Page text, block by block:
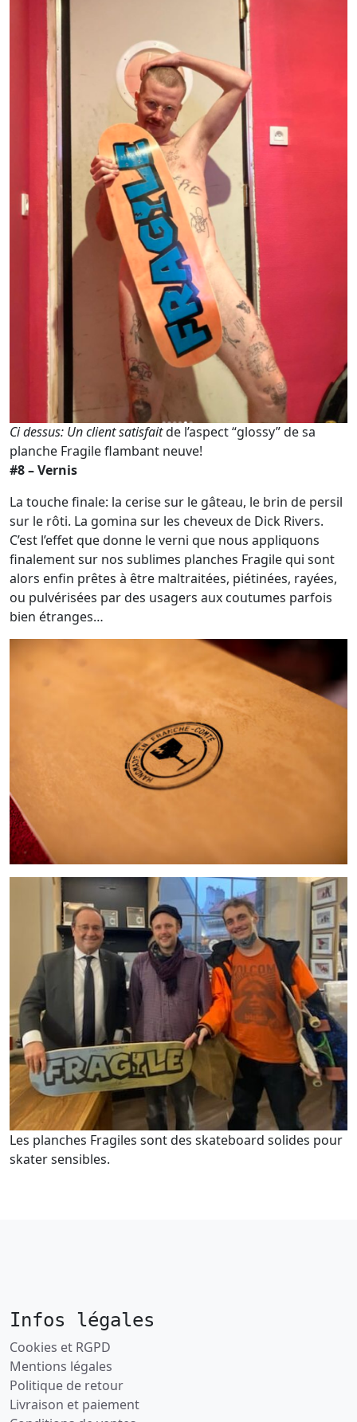
Ci dessus: Un client satisfaitde l’aspect “glossy” de sa
planche Fragile flambant neuve!
#8 – Vernis
La touche finale: la cerise sur le gâteau, le brin de persil
sur le rôti. La gomina sur les cheveux de Dick Rivers.
C’est l’effet que donne le verni que nous appliquons
finalement sur nos sublimes planches Fragile qui sont
alors enfin prêtes à être maltraitées, piétinées, rayées,
ou pulvérisées par des usagers aux coutumes parfois
bien étranges…
Les planches Fragiles sont des skateboard solides pour
skater sensibles.
Infos légales
Cookies et RGPD
Mentions légales
Politique de retour
Livraison et paiement